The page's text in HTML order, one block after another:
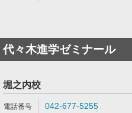
代々木進学ゼミナール
堀之内校
042-677-5255